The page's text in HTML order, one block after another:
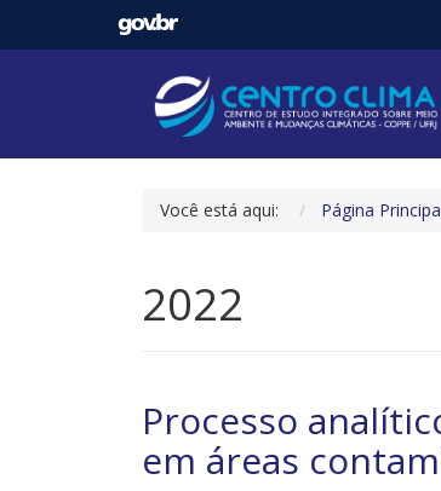
Você está aqui: Página
2022
Processo
em áreas